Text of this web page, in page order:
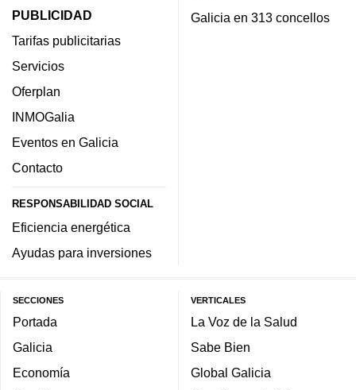
PUBLICIDAD
Tarifas publicitarias
Servicios
Oferplan
INMOGalia
Eventos en Galicia
Contacto
RESPONSABILIDAD SOCIAL
Eficiencia energética
Ayudas para inversiones
Galicia en 313 concellos
SECCIONES
Portada
Galicia
Economía
VERTICALES
La Voz de la Salud
Sabe Bien
Global Galicia